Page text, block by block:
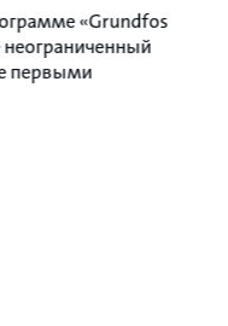
«Grundfos
неограниченный
первыми